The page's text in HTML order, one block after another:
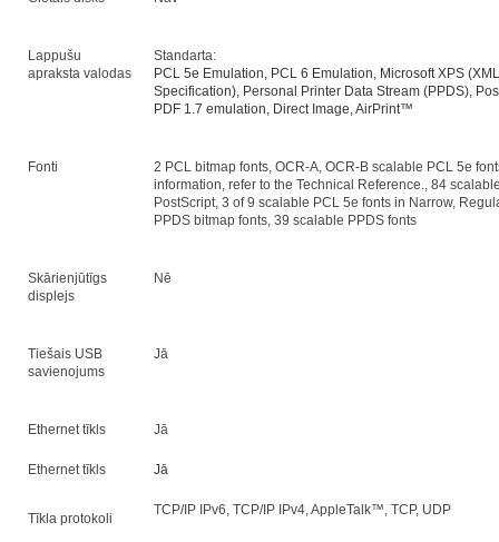
Lappušu
apraksta valodas
Standarta:
PCL 5e Emulation, PCL 6 Emulation, Microsoft XPS
Specification), Personal Printer Data Stream (PPDS),
PDF 1.7 emulation, Direct Image, AirPrint™
Fonti
2 PCL bitmap fonts, OCR-A, OCR-B scalable PCL 5e
information, refer to the Technical Reference., 84
PostScript, 3 of 9 scalable PCL 5e fonts in Narrow,
PPDS bitmap fonts, 39 scalable PPDS fonts
Skārienjūtīgs
displejs
Nē
Tiešais USB
savienojums
Jā
Ethernet tīkls Jā
Ethernet tīkls Jā
Tīkla protokoli
TCP/IP IPv6, TCP/IP IPv4, AppleTalk™, TCP, UDP